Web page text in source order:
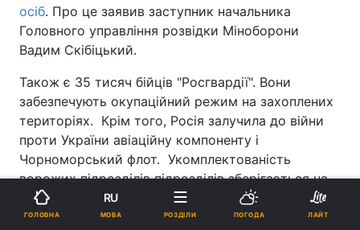
осіб. Про це заявив заступник начальника
Головного управління розвідки Міноборони
Вадим Скібіцький.
Також є 35 тисяч бійців "Росгвардії". Вони
забезпечують окупаційний режим на захоплених
територіях. Крім того, Росія залучила до війни
проти України авіаційну компоненту і
Чорноморський флот. Укомплектованість
ворожих підрозділів підрозділів зберігається на
рівні 92-95%, додав Скібіцький.
Реклама
ГОЛОВНА
RU
МОВА РОЗДІЛИ ПОГОДА ЛАЙТ